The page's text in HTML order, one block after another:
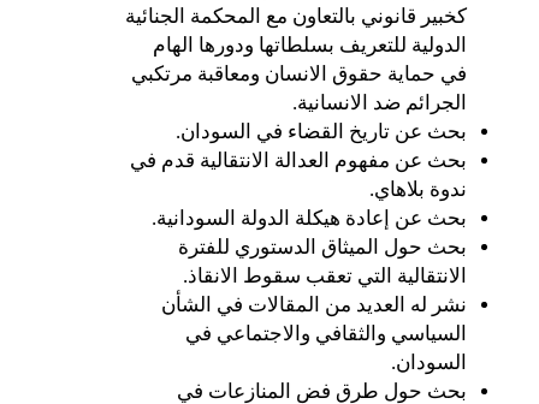
كخبير قانوني بالتعاون مع المحكمة الجنائية
الدولية للتعريف بسلطاتها ودورها الهام
في حماية حقوق الانسان ومعاقبة مرتكبي
الجرائم ضد الانسانية.
بحث عن تاريخ القضاء في السودان.
بحث عن مفهوم العدالة الانتقالية قدم في
ندوة بلاهاي.
بحث عن إعادة هيكلة الدولة السودانية.
بحث حول الميثاق الدستوري للفترة
الانتقالية التي تعقب سقوط الانقاذ.
نشر له العديد من المقالات في الشأن
السياسي والثقافي والاجتماعي في
السودان.
بحث حول طرق فض المنازعات في